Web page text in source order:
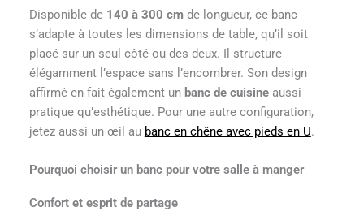
Disponible de 140 à 300 cmde longueur, ce banc
s’adapte à toutes les dimensions de table, qu’il soit
placé sur un seul côté ou des deux. Il structure
élégamment l’espace sans l’encombrer. Son design
affirmé en fait également un banc de cuisineaussi
pratique qu’esthétique. Pour une autre configuration,
jetez aussi un œil au banc en chêne avec pieds en U.
Pourquoi choisir un banc pour votre salle à manger
Confort et esprit de partage